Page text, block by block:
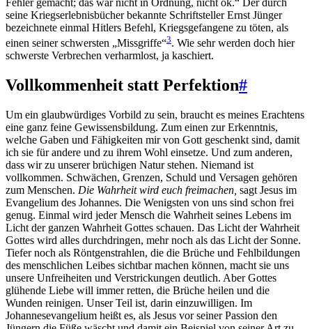
Fehler gemacht; das war nicht in Ordnung, nicht ok.“ Der durch
seine Kriegserlebnisbücher bekannte Schriftsteller Ernst Jünger
bezeichnete einmal Hitlers Befehl, Kriegsgefangene zu töten, als
einen seiner schwersten „Missgriffe“3. Wie sehr werden doch hier
schwerste Verbrechen verharmlost, ja kaschiert.
Vollkommenheit statt Perfektion#
Um ein glaubwürdiges Vorbild zu sein, braucht es meines Erachtens
eine ganz feine Gewissensbildung. Zum einen zur Erkenntnis,
welche Gaben und Fähigkeiten mir von Gott geschenkt sind, damit
ich sie für andere und zu ihrem Wohl einsetze. Und zum anderen,
dass wir zu unserer brüchigen Natur stehen. Niemand ist
vollkommen. Schwächen, Grenzen, Schuld und Versagen gehören
zum Menschen. Die Wahrheit wird euch freimachen, sagt Jesus im
Evangelium des Johannes. Die Wenigsten von uns sind schon frei
genug. Einmal wird jeder Mensch die Wahrheit seines Lebens im
Licht der ganzen Wahrheit Gottes schauen. Das Licht der Wahrheit
Gottes wird alles durchdringen, mehr noch als das Licht der Sonne.
Tiefer noch als Röntgenstrahlen, die die Brüche und Fehlbildungen
des menschlichen Leibes sichtbar machen können, macht sie uns
unsere Unfreiheiten und Verstrickungen deutlich. Aber Gottes
glühende Liebe will immer retten, die Brüche heilen und die
Wunden reinigen. Unser Teil ist, darin einzuwilligen. Im
Johannesevangelium heißt es, als Jesus vor seiner Passion den